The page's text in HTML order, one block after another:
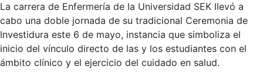
La carrera de Enfermería de la Universidad SEK llevó a
cabo una doble jornada de su tradicional Ceremonia de
Investidura este 6 de mayo, instancia que simboliza el
inicio del vínculo directo de las y los estudiantes con el
ámbito clínico y el ejercicio del cuidado en salud.